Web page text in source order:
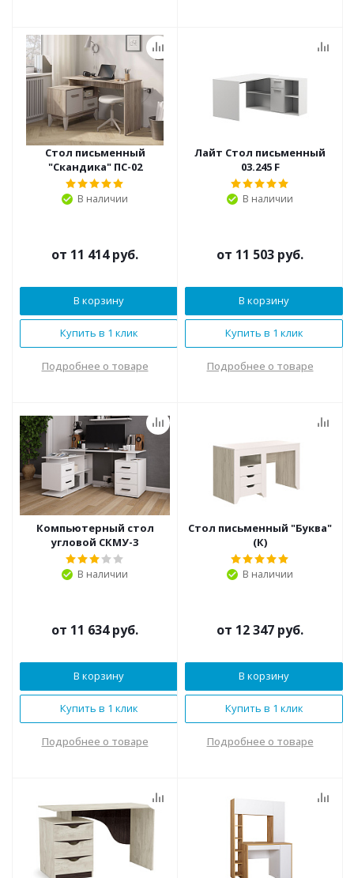
Стол письменный
"Скандика" ПС-02
В наличии
от 11 414 руб.
В корзину
Купить в 1 клик
Подробнее о товаре
Лайт Стол письменный
03.245 F
В наличии
от 11 503 руб.
В корзину
Купить в 1 клик
Подробнее о товаре
Компьютерный стол
угловой СКМУ-3
В наличии
от 11 634 руб.
В корзину
Купить в 1 клик
Подробнее о товаре
Стол письменный "Буква"
(К)
В наличии
от 12 347 руб.
В корзину
Купить в 1 клик
Подробнее о товаре